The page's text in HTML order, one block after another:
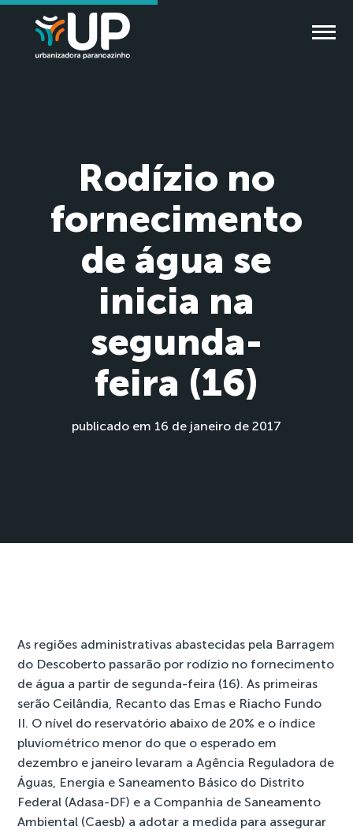
Rodízio no
fornecimento
de água se
inicia na
segunda-
feira (16)
publicado em 16 de janeiro de 2017
As regiões administrativas abastecidas pela Barragem
do Descoberto passarão por rodízio no fornecimento
de água a partir de segunda-feira (16). As primeiras
serão Ceilândia, Recanto das Emas e Riacho Fundo
II. O nível do reservatório abaixo de 20% e o índice
pluviométrico menor do que o esperado em
dezembro e janeiro levaram a Agência Reguladora de
Águas, Energia e Saneamento Básico do Distrito
Federal (Adasa-DF) e a Companhia de Saneamento
Ambiental (Caesb) a adotar a medida para assegurar